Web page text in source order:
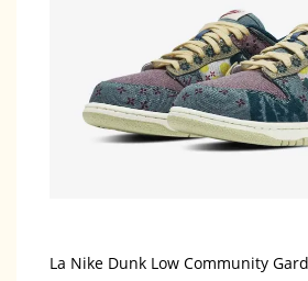
La Nike Dunk Low Community